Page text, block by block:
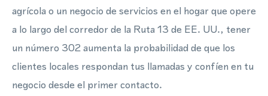
agrícola o un negocio de servicios en el hogar que opere
a lo largo del corredor de la Ruta 13 de EE. UU., tener
un número 302 aumenta la probabilidad de que los
clientes locales respondan tus llamadas y confíen en tu
negocio desde el primer contacto.